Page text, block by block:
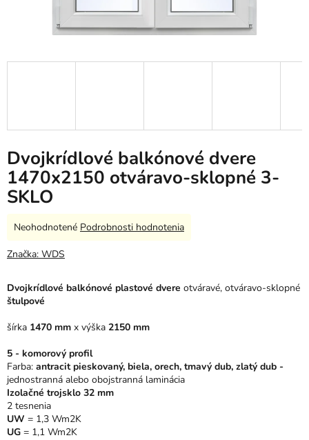
Dvojkrídlové balkónové dvere
1470x2150 otváravo-sklopné 3-
SKLO
Dvojkrídlové balkónové plastové dvere otváravé, otváravo-sklopné
štulpové
šírka 1470 mm x výška 2150 mm
5 - komorový profil
Farba: antracit pieskovaný, biela, orech, tmavý dub, zlatý dub -
jednostranná alebo obojstranná laminácia
Izolačné trojsklo 32 mm
2 tesnenia
UW = 1,3 Wm2K
UG = 1,1 Wm2K
Priemerné
produktu
z
5
Neohodnotené Podrobnosti hodnotenia
Značka: WDS